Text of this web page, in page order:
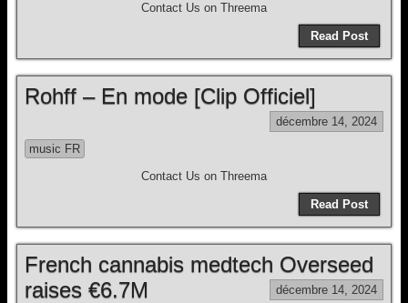
Contact Us on Threema
Read Post
Rohff – En mode [Clip Officiel]
décembre 14, 2024
music FR
Contact Us on Threema
Read Post
French cannabis medtech Overseed
raises €6.7M
décembre 14, 2024